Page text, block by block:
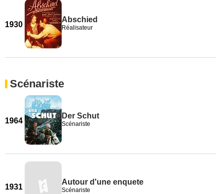
1930
Abschied
Réalisateur
Scénariste
1964
Der Schut
Scénariste
1931
Autour d'une enquete
Scénariste